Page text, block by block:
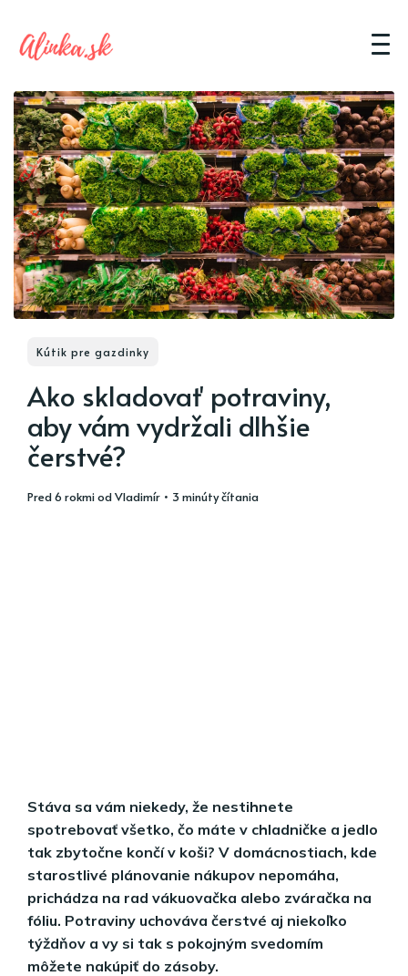
Kútik pre gazdinky
Ako skladovať potraviny,
aby vám vydržali dlhšie
čerstvé?
pred 6 rokmiodVladimír • 3 minúty čítania
Stáva sa vám niekedy, že nestihnete
spotrebovať všetko, čo máte v chladničke a jedlo
tak zbytočne končí v koši? V domácnostiach, kde
starostlivé plánovanie nákupov nepomáha,
prichádza na rad vákuovačka alebo zváračka na
fóliu. Potraviny uchováva čerstvé aj niekoľko
týždňov a vy si tak s pokojným svedomím
môžete nakúpiť do zásoby.